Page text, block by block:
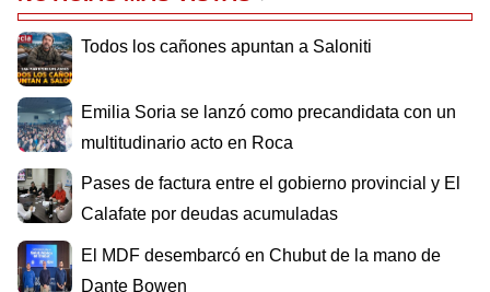
Todos los cañones apuntan a Saloniti
Emilia Soria se lanzó como precandidata con un
multitudinario acto en Roca
Pases de factura entre el gobierno provincial y El
Calafate por deudas acumuladas
El MDF desembarcó en Chubut de la mano de
Dante Bowen